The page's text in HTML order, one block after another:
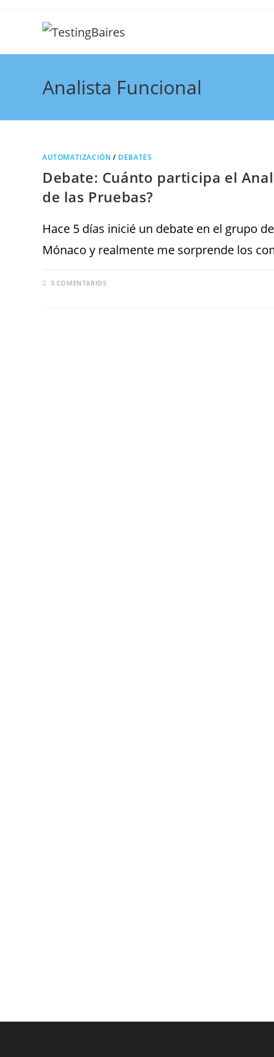
Analista Funcional
AUTOMATIZACIÓN / DEBATES
Debate: Cuánto participa el
de las Pruebas?
Hace 5 días inicié un debate en el grupo
Mónaco y realmente me sorprende los
3 COMENTARIOS